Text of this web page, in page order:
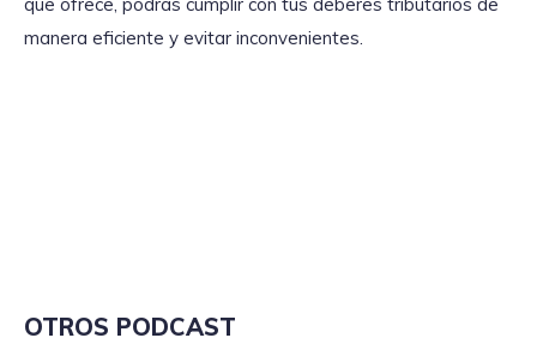
manera eficiente y evitar inconvenientes.
OTROS PODCAST